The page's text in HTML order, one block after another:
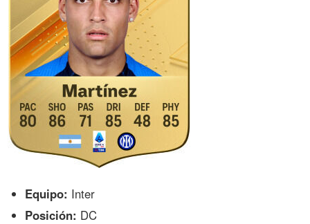
Equipo: Inter
Posición: DC